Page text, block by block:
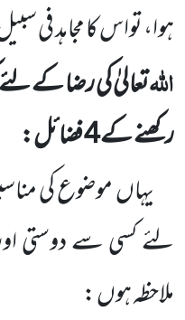
ہوا، تواس کا مجاہد فی
اللّٰہتعالیٰ کی رضا کے
رکھنے کے4فضائل:
یہاںموضوع کی
لئے کسی سے دوستی
ملاحظہ ہوں :